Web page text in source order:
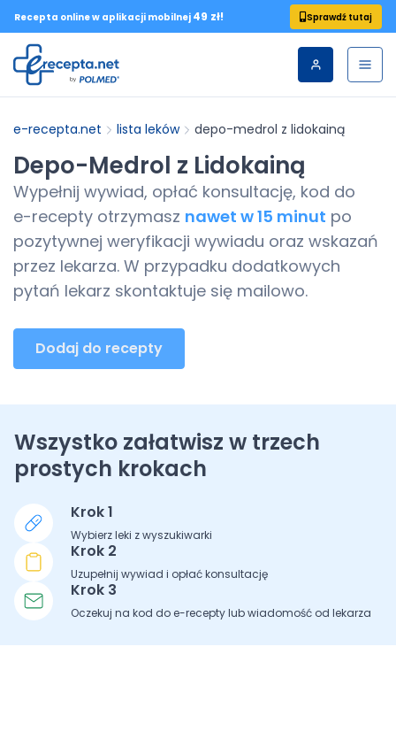
Recepta online w aplikacji mobilnej 49 zł! Sprawdź tutaj
e-recepta.net lista leków depo-medrol z lidokainą
Depo-Medrol z Lidokainą
Wypełnij wywiad, opłać konsultację, kod do
e-recepty otrzymasz nawet w 15 minut po
pozytywnej weryfikacji wywiadu oraz wskazań
przez lekarza. W przypadku dodatkowych
pytań lekarz skontaktuje się mailowo.
Dodaj do recepty
Wszystko załatwisz w trzech
prostych krokach
Krok 1
Wybierz leki z wyszukiwarki
Krok 2
Uzupełnij wywiad i opłać konsultację
Krok 3
Oczekuj na kod do e-recepty lub wiadomość od lekarza